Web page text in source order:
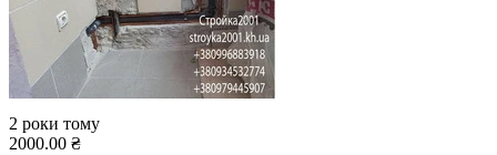
2 роки тому
2000.00 ₴